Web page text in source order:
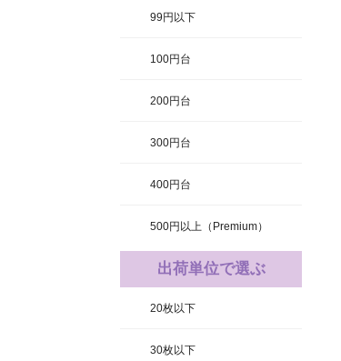
99円以下
100円台
200円台
300円台
400円台
500円以上（Premium）
出荷単位で選ぶ
20枚以下
30枚以下